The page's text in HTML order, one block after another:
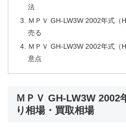
法
ＭＰＶ GH-LW3W 2002年式（
売る
ＭＰＶ GH-LW3W 2002年式（
意点
ＭＰＶ GH-LW3W 2002
り相場・買取相場